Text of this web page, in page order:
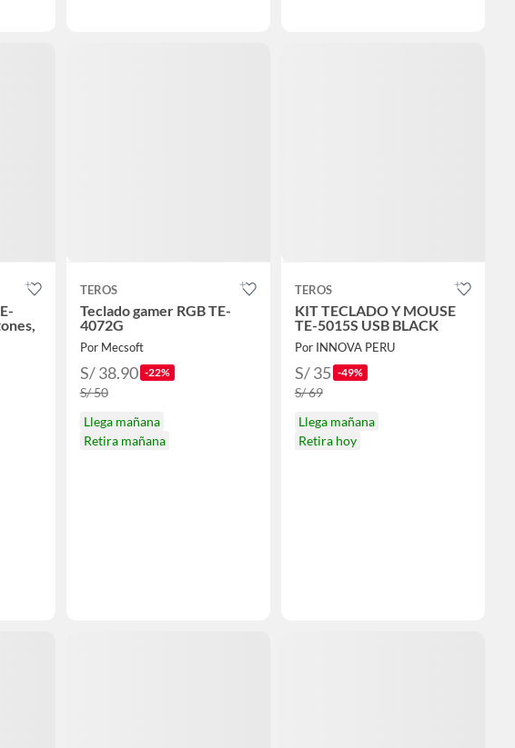
TEROS
Teclado gamer RGB TE-
4072G
Por Mecsoft
S/ 38.90 -22%
S/ 50
Llega mañana
Retira mañana
TEROS
KIT TECLADO Y MOUSE
TE-5015S USB BLACK
Por INNOVA PERU
S/ 35 -49%
S/ 69
Llega mañana
Retira hoy